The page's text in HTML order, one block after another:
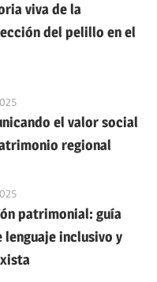
viva de la
del pelillo en el
el valor social
regional
patrimonial: guía
lenguaje inclusivo y